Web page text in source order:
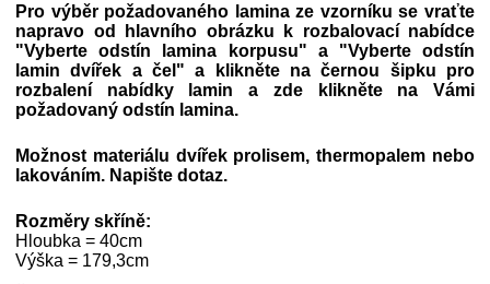
Pro výběr požadovaného lamina ze vzorníku se vraťte
napravo od hlavního obrázku k rozbalovací nabídce
"Vyberte odstín lamina korpusu" a "Vyberte odstín
lamin dvířek a čel" a klikněte na černou šipku pro
rozbalení nabídky lamin a zde klikněte na Vámi
požadovaný odstín lamina.
Možnost materiálu dvířek prolisem, thermopalem nebo
lakováním. Napište dotaz.
Rozměry skříně:
Hloubka = 40cm
Výška = 179,3cm